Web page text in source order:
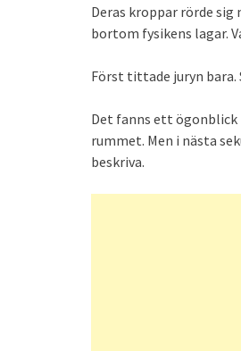
Deras kroppar rörde
bortom fysikens lagar.
Först tittade juryn bara.
Det fanns ett ögonblick
rummet. Men i nästa
beskriva.